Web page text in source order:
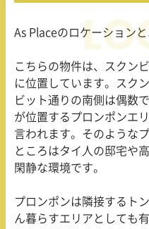
As Placeのロケーション
こちらの物件は、スクン
に位置しています。スク
ビット通りの南側は偶数
が位置するプロンポンエ
言われます。そのような
ところはタイ人の邸宅や
閑静な環境です。
プロンポンは隣接するト
ん暮らすエリアとしても